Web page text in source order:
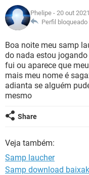
GUIA DE COMPRAS
INSTAGRAM
GUIA DE COMPRAS
CELULAR
OUTLOOK
INSTAGRAM
GUIA DE COMPRAS
JOGOS
CELULAR
OUTLOOK
INSTAGRAM
GUIA DE COMPRAS
GLOSSÁRIO
CELULAR
OUTLOOK
GUIA DE COMPRAS
Phelipe - 20 out
Perfil bloqueado
Boa noite meu samp
do nada estou
fui ou aparece que
mais meu nome é
adianta se alguém
mesmo
Share
Veja também:
Samp laucher
Samp download